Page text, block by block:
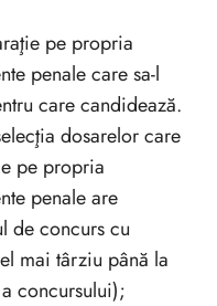
pe propria
penale care sa-l
care candidează.
dosarelor care
pe propria
penale are
de concurs cu
mai târziu până la
concursului);